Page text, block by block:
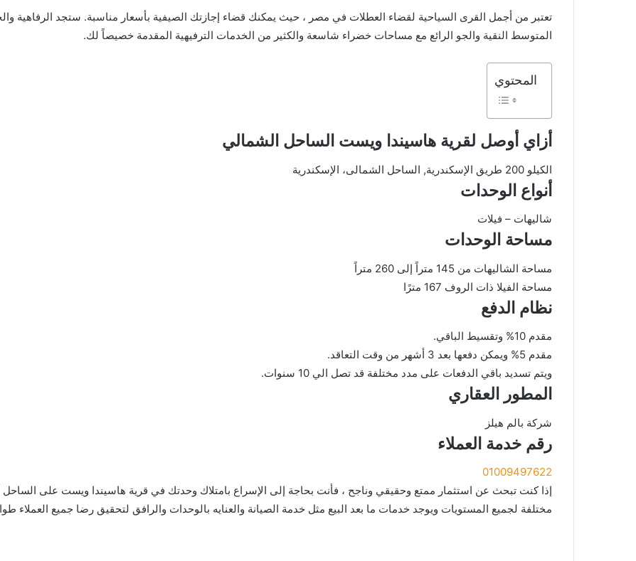
تعتبر من أجمل القرى السياحية لقضاء العطلات في مصر ، حيث يمكنك قضاء إجازتك الصيفية بأسعار مناسبة. ستجد الرفاهية
المتوسط النقية والجو الرائع مع مساحات خضراء شاسعة والكثير من الخدمات الترفيهية المقدمة خصيصاً لك.
المحتوي
أزاي أوصل لقرية هاسيندا ويست الساحل الشمالي
الكيلو 200 طريق الإسكندرية, الساحل الشمالى، الإسكندرية
أنواع الوحدات
شاليهات – فيلات
مساحة الوحدات
مساحة الشاليهات من 145 متراً إلى 260 متراً
مساحة الفيلا ذات الروف 167 مترًا
نظام الدفع
مقدم 10% وتقسيط الباقي.
مقدم 5% ويمكن دفعها بعد 3 أشهر من وقت التعاقد.
ويتم تسديد باقي الدفعات على مدد مختلفة قد تصل الي 10 سنوات.
المطور العقاري
شركة بالم هيلز
رقم خدمة العملاء
01009497622
إذا كنت تبحث عن استثمار ممتع وحقيقي وناجح ، فأنت بحاجة إلى الإسراع بامتلاك وحدتك في قرية هاسيندا ويست على
مختلفة لجميع المستويات ويوجد خدمات ما بعد البيع مثل خدمة الصيانة والعنايه بالوحدات والرافق لتحقيق رضا جميع العملاء